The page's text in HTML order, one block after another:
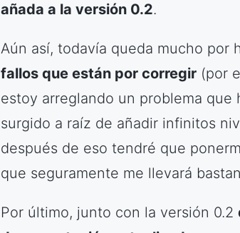
añada a la versión 0.2.
Aún así, todavía queda mucho por
fallos que están por corregir (por
estoy arreglando un problema que
surgido a raíz de añadir infinitos
después de eso tendré que
que seguramente me llevará
Por último, junto con la versión 0.2